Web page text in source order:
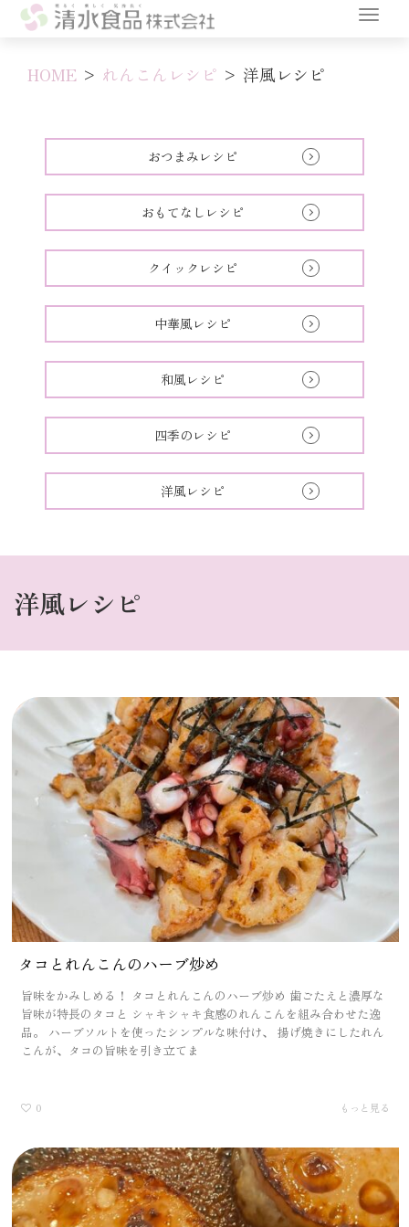
HOME > れんこんレシピ > 洋風レシピ
おつまみレシピ
おもてなしレシピ
クイックレシピ
中華風レシピ
和風レシピ
四季のレシピ
洋風レシピ
洋風レシピ
タコとれんこんのハーブ炒め
旨味をかみしめる！ タコとれんこんのハーブ炒め 歯ごたえと濃厚な
旨味が特長のタコと シャキシャキ食感のれんこんを組み合わせた逸
品。 ハーブソルトを使ったシンプルな味付け、 揚げ焼きにしたれん
こんが、タコの旨味を引き立てま
0 もっと見る